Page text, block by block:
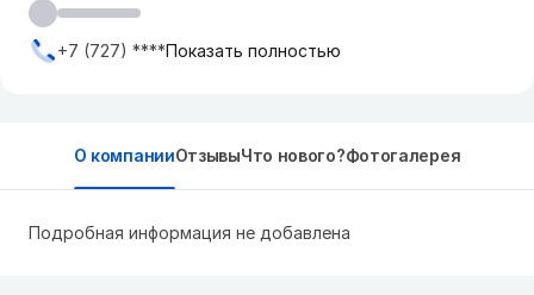
+7 (727) ****Показать полностью
О компанииОтзывыЧто нового?Фотогалерея
Подробная информация не добавлена